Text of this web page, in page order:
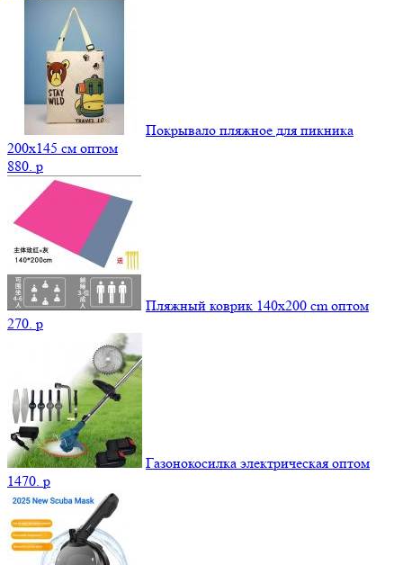
Покрывало пляжное для пикника
200х145 см оптом
880. p
Пляжный коврик 140х200 cm оптом
270. p
Газонокосилка электрическая оптом
1470. p